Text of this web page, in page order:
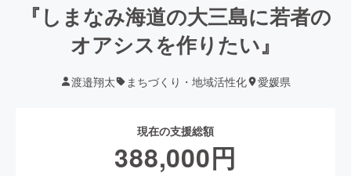
『しまなみ海道の大三島に若者の
オアシスを作りたい』
渡邉翔太 まちづくり・地域活性化 愛媛県
現在の支援総額
388,000円